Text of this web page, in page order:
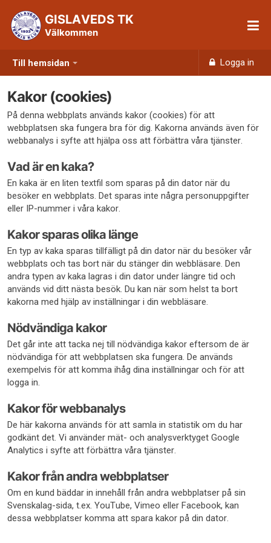
Till hemsidan Logga in
GISLAVEDS TK
Välkommen
Kakor (cookies)
På denna webbplats används kakor (cookies) för att
webbplatsen ska fungera bra för dig. Kakorna används även för
webbanalys i syfte att hjälpa oss att förbättra våra tjänster.
Vad är en kaka?
En kaka är en liten textfil som sparas på din dator när du
besöker en webbplats. Det sparas inte några personuppgifter
eller IP-nummer i våra kakor.
Kakor sparas olika länge
En typ av kaka sparas tillfälligt på din dator när du besöker vår
webbplats och tas bort när du stänger din webbläsare. Den
andra typen av kaka lagras i din dator under längre tid och
används vid ditt nästa besök. Du kan när som helst ta bort
kakorna med hjälp av inställningar i din webbläsare.
Nödvändiga kakor
Det går inte att tacka nej till nödvändiga kakor eftersom de är
nödvändiga för att webbplatsen ska fungera. De används
exempelvis för att komma ihåg dina inställningar och för att
logga in.
Kakor för webbanalys
De här kakorna används för att samla in statistik om du har
godkänt det. Vi använder mät- och analysverktyget Google
Analytics i syfte att förbättra våra tjänster.
Kakor från andra webbplatser
Om en kund bäddar in innehåll från andra webbplatser på sin
Svenskalag-sida, t.ex. YouTube, Vimeo eller Facebook, kan
dessa webbplatser komma att spara kakor på din dator.